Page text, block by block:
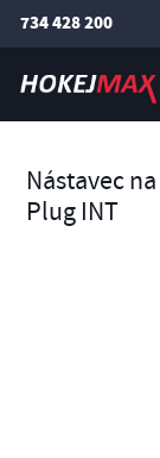
734 428 200
Nástavec
Plug INT